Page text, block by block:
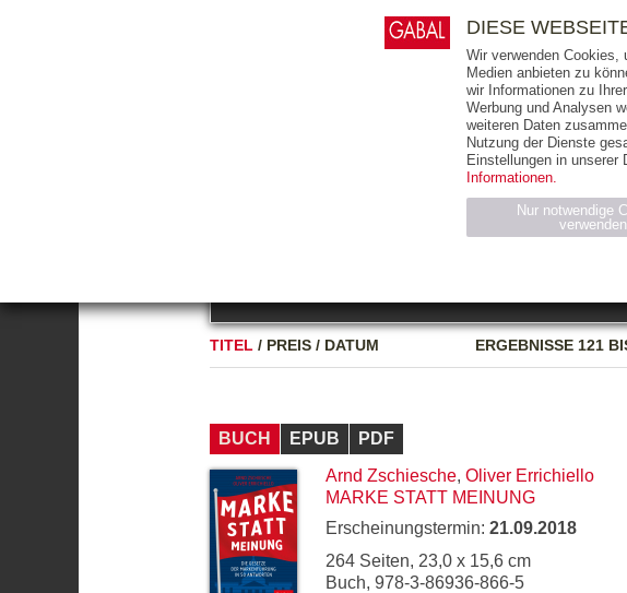
AUSGABEART
TITEL / PREIS / DATUM ERGEBNISSE121
BUCH EPUB
PDF
Arnd Zschiesche, Oliver Errichiello
MARKE STATT MEINUNG
Erscheinungstermin: 21.09.2018
264 Seiten, 23,0 x 15,6 cm
Buch, 978-3-86936-866-5
E-BOOKS AUDIO-CDS
THEMEN
DIESE
Wir verwenden Cookies,
Medien anbieten zu
wir Informationen zu
Werbung und Analysen
weiteren Daten
Nutzung der Dienste
Einstellungen in unserer
Informationen.
Nur notwendige
verwenden
Name Anbieter
CMS_SESSION_ID
gabal-